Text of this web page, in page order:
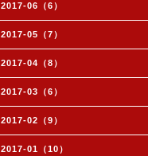
2017-06（6）
2017-05（7）
2017-04（8）
2017-03（6）
2017-02（9）
2017-01（10）